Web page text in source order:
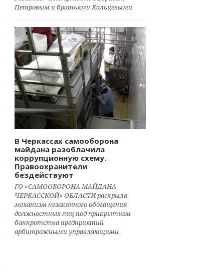
Петровым и братьями Кальцевыми
В Черкассах самооборона
майдана разоблачила
коррупционную схему.
Правоохранители
бездействуют
ГО «САМООБОРОНА МАЙДАНА
ЧЕРКАССКОЙ» ОБЛАСТИ раскрыла
механизм незаконного обогащения
должностных лиц под прикрытием
банкротства предприятий
арбитражными управляющими